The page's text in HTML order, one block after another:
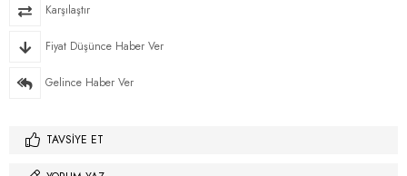
Karşılaştır
Fiyat Düşünce Haber Ver
Gelince Haber Ver
TAVSIYE ET